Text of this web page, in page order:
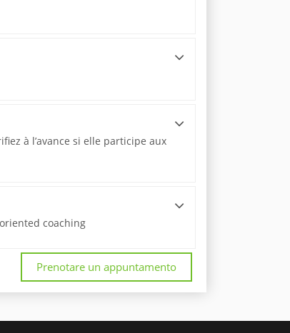
à l’avance si elle participe aux
coaching
Prenotare un appuntamento